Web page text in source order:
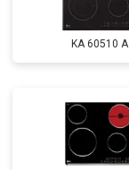
KA 60510 A